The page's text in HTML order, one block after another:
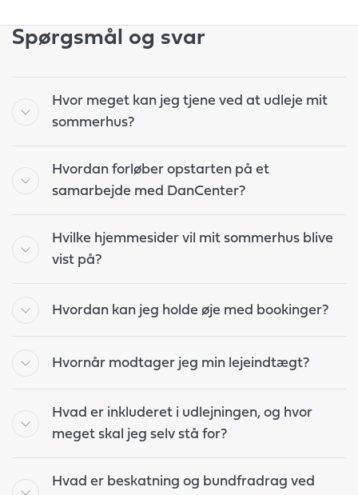
Spørgsmål og svar
Hvor meget kan jeg tjene ved at udleje mit
sommerhus?
Hvordan forløber opstarten på et
samarbejde med DanCenter?
Hvilke hjemmesider vil mit sommerhus blive
vist på?
Hvordan kan jeg holde øje med bookinger?
Hvornår modtager jeg min lejeindtægt?
Hvad er inkluderet i udlejningen, og hvor
meget skal jeg selv stå for?
Hvad er beskatning og bundfradrag ved